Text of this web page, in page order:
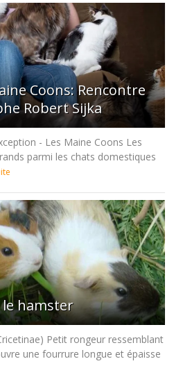
Coons: Rencontre
Robert Sijka
- Les Maine Coons Les
parmi les chats domestiques
hamster
Petit rongeur ressemblant
une fourrure longue et épaisse